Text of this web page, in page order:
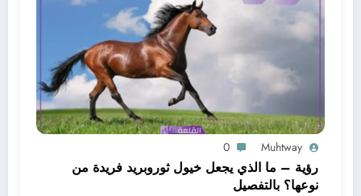
Muhtway
0
رؤية – ما الذي يجعل خيول ثوروبريد فريدة من
نوعها؟ بالتفصيل